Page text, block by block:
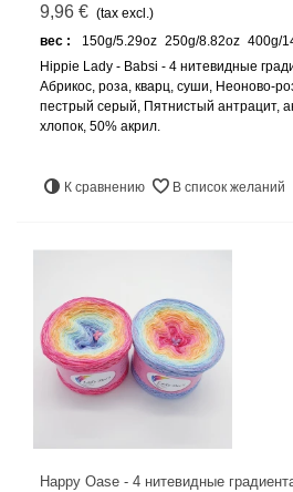
9,96 € (tax excl.)
вес :
150g/5.29oz 250g/8.82oz 400g/
Hippie Lady - Babsi - 4 нитевидные
Абрикос, роза, кварц, суши, Неоново-
пестрый серый, Пятнистый антрацит,
хлопок, 50% акрил.
К сравнению В список желаний
Happy Oase - 4 нитевидные